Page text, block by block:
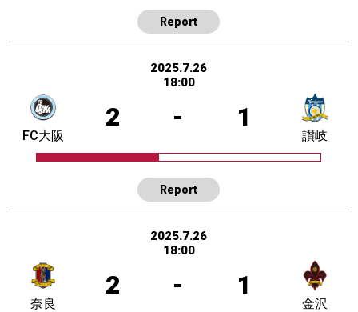
Report
2025.7.26
18:00
2 - 1
FC大阪 讃岐
Report
2025.7.26
18:00
2 - 1
奈良 金沢